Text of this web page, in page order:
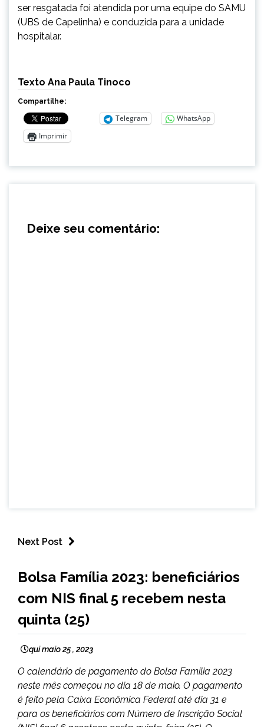
ser resgatada foi atendida por uma equipe do SAMU
(UBS de Capelinha) e conduzida para a unidade
hospitalar.
Texto Ana Paula Tinoco
Compartilhe:
Telegram
WhatsApp
Imprimir
Deixe seu comentário:
Next Post
NOTÍCIAS
Bolsa Família 2023: beneficiários
com NIS final 5 recebem nesta
quinta (25)
qui maio 25 , 2023
O calendário de pagamento do Bolsa Família 2023
neste mês começou no dia 18 de maio. O pagamento
é feito pela Caixa Econômica Federal até dia 31 e
para os beneficiários com Número de Inscrição Social